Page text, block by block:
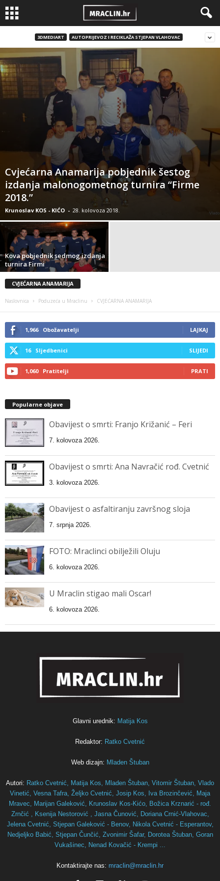
3DMEDIART AUTOPRIJEVOZ I RECIKLAŽA STJEPAN VLAHOVAC
Cvjećarna Anamarija pobjednik šestog
izdanja malonogometnog turnira “Firme
2018.”
Krunoslav KOS - KIĆO - 28. kolovoza 2018.
Kova pobjednik sedmog izdanja
turnira Firmi
CVJEĆARNA ANAMARIJA
Naslovnica Poduzeća u Mraclinu CVJEĆARNA ANAMARIJA
1,966 Obožavatelji LAJKAJ
16 Sljedbenici SLIJEDI
1,060 Pratitelji PRATI
Popularne objave
Obavijest o smrti: Franjo Križanić – Feri
7. kolovoza 2026.
Obavijest o smrti: Ana Navračić rođ. Cvetnić
3. kolovoza 2026.
Obavijest o asfaltiranju završnog sloja
7. srpnja 2026.
FOTO: Mraclinci obilježili Oluju
6. kolovoza 2026.
U Mraclin stigao mali Oscar!
6. kolovoza 2026.
Glavni urednik: Matija Kos
Redaktor: Ratko Cvetnić
Web dizajn: Mladen Štuban
Autori: Ratko Cvetnić, Matija Kos, Mladen Štuban, Vitomir Štuban, Vlado
Vinetić, Vesna Tafra, Željko Cvetnić, Josip Kos, Iva Brozinčević,
Maja
Mravec, Marijan Galeković, Krunoslav Kos-Kićo, Božica Krznarić - rođ.
Zrnčić , Ksenija Nestorović , Jasna Čunović, Doriana Crnić-Vlahovac,
Jelena Cvetnić, Stjepan Galeković - Benov, Nikola Cvetnić - Esperantov,
Nedjeljko Babić, Stjepan Čunčić, Zvonimir Šafar, Dorotea Štuban, Goran
Vukašinec, Nenad Kovačić - Krempi ...
Kontaktirajte nas: mraclin@mraclin.hr